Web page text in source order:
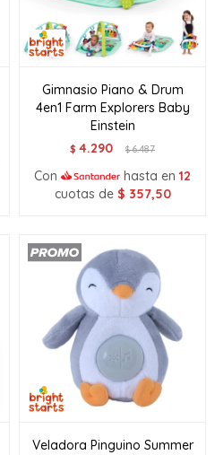
Gimnasio Piano & Drum
4en1 Farm Explorers Baby
Einstein
$ 4.290 $6.487
Con hasta en 12
cuotas de $ 357,50
Veladora Pinguino Summer